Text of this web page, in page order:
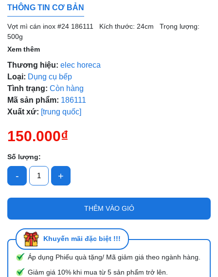
THÔNG TIN CƠ BẢN
Vợt mì cán inox #24 186111 Kích thước: 24cm Trọng lượng:
500g
Xem thêm
Thương hiệu: elec horeca
Loại: Dụng cụ bếp
Tình trạng: Còn hàng
Mã sản phẩm: 186111
Xuất xứ: [trung quốc]
150.000₫
Số lượng:
- +
THÊM VÀO GIỎ
Khuyến mãi đặc biệt !!!
Áp dụng Phiếu quà tặng/ Mã giảm giá theo ngành hàng.
Giảm giá 10% khi mua từ 5 sản phẩm trở lên.
Điều kiện: